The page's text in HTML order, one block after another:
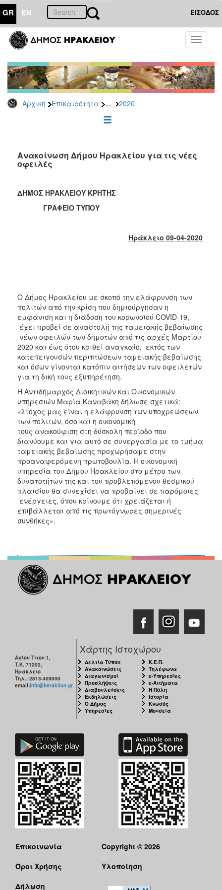
GR EN ΕΙΣΟΔΟΣ
Toggle
Αρχική Επικαιρότητα ... 2020
ΕΠΙΚΑΙΡΟΤΗΤΑ
Τύπου
Αρχείο
2026
2025
2022
2021
2019
2018
2011
2010
2006
ΔΗΜΟΤΗΣ
ΕΠΙΣΚΕΠΤΗΣ
ΗΡΑΚΛΕΙΟ
Ανακοίνωση Δήμου Ηρακλείου για τις νέες
οφειλές
ΔΗΜΟΣ ΗΡΑΚΛΕΙΟΥ ΚΡΗΤΗΣ
ΓΡΑΦΕΙΟ ΤΥΠΟΥ
Ηράκλειο 09-04-2020
Ο Δήμος Ηρακλείου με σκοπό την ελάφρυνση των
πολιτών από την κρίση που δημιούργησαν η
εμφάνιση και η διάδοση του κορωνοϊού COVID-19,
έχει προβεί σε αναστολή της ταμειακής βεβαίωσης
νέων οφειλών των δημοτών από τις αρχές Μαρτίου
2020 και έως ότου κριθεί αναγκαίο, εκτός των
κατεπειγουσών περιπτώσεων ταμειακής βεβαίωσης
και όσων γίνονται κατόπιν αιτήσεων των οφειλετών
για τη δική τους εξυπηρέτηση.
Η Αντιδήμαρχος Διοικητικών και Οικονομικών
υπηρεσιών Μαρία Καναβάκη δήλωσε σχετικά:
«Στόχος μας είναι η ελάφρυνση των υποχρεώσεων
των πολιτών, όσο και η οικονομική
τους ανακούφιση στη δύσκολη περίοδο που
διανύουμε και για αυτό σε συνεργασία με το τμήμα
ταμειακής βεβαίωσης προχωρήσαμε στην
προαναφερόμενη πρωτοβουλία. Η οικονομική
υπηρεσία του Δήμου Ηρακλείου στο μέτρο των
δυνατοτήτων της και του προβλεπόμενου θεσμικού
πλαισίου θα συνεχίσει να προβαίνει σε παρόμοιες
ενέργειες, όπου κρίνουμε ότι χρειάζεται ή
επιβάλλεται από τις πρωτόγνωρες σημερινές
συνθήκες».
Αγίου Τίτου 1,
Τ.Κ. 71202,
Ηράκλειο
Τηλ.: 2813-409000
email:info@heraklion.gr
Χάρτης Ιστοχώρου
Δελτία Τύπου
Ανακοινώσεις
Διαγωνισμοί
Προσλήψεις
Διαβουλεύσεις
Εκδηλώσεις
Ο Δήμος
Υπηρεσίες
Κ.Ε.Π.
Τηλέφωνα
e-Υπηρεσίες
e-Αιτήματα
Η Πόλη
Ιστορία
Κνωσός
Μουσεία
Επικοινωνία
Όροι Χρήσης
Δήλωση
Copyright © 2026
Υλοποίηση